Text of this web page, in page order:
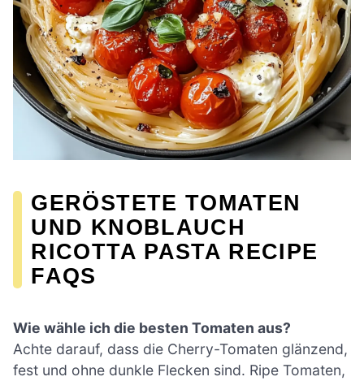
GERÖSTETE TOMATEN
UND KNOBLAUCH
RICOTTA PASTA RECIPE
FAQS
Wie wähle ich die besten Tomaten aus?
Achte darauf, dass die Cherry-Tomaten glänzend,
fest und ohne dunkle Flecken sind. Ripe Tomaten,